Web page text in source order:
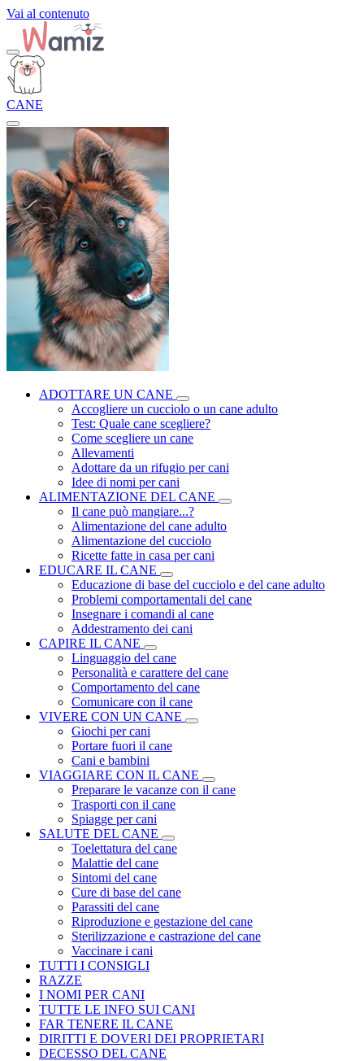
Vai al contenuto
CANE
ADOTTARE UN CANE
Accogliere un cucciolo o un cane adulto
Test: Quale cane scegliere?
Come scegliere un cane
Allevamenti
Adottare da un rifugio per cani
Idee di nomi per cani
ALIMENTAZIONE DEL CANE
Il cane può mangiare...?
Alimentazione del cane adulto
Alimentazione del cucciolo
Ricette fatte in casa per cani
EDUCARE IL CANE
Educazione di base del cucciolo e del cane adulto
Problemi comportamentali del cane
Insegnare i comandi al cane
Addestramento dei cani
CAPIRE IL CANE
Linguaggio del cane
Personalità e carattere del cane
Comportamento del cane
Comunicare con il cane
VIVERE CON UN CANE
Giochi per cani
Portare fuori il cane
Cani e bambini
VIAGGIARE CON IL CANE
Preparare le vacanze con il cane
Trasporti con il cane
Spiagge per cani
SALUTE DEL CANE
Toelettatura del cane
Malattie del cane
Sintomi del cane
Cure di base del cane
Parassiti del cane
Riproduzione e gestazione del cane
Sterilizzazione e castrazione del cane
Vaccinare i cani
TUTTI I CONSIGLI
RAZZE
I NOMI PER CANI
TUTTE LE INFO SUI CANI
FAR TENERE IL CANE
DIRITTI E DOVERI DEI PROPRIETARI
DECESSO DEL CANE